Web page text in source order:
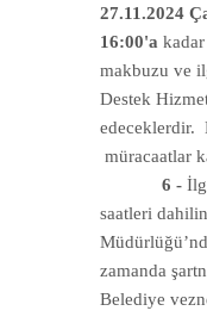
27.11.2024
16:00'a kadar
makbuzu ve
Destek
edeceklerdir.
müracaatlar
6 -
saatleri
zamanda
Belediye